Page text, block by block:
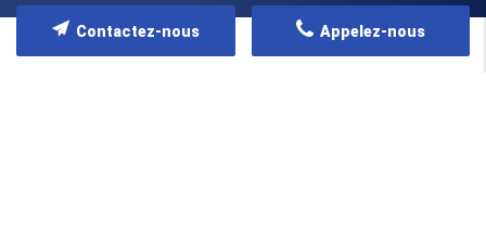
Appelez-nous
Contactez-nous